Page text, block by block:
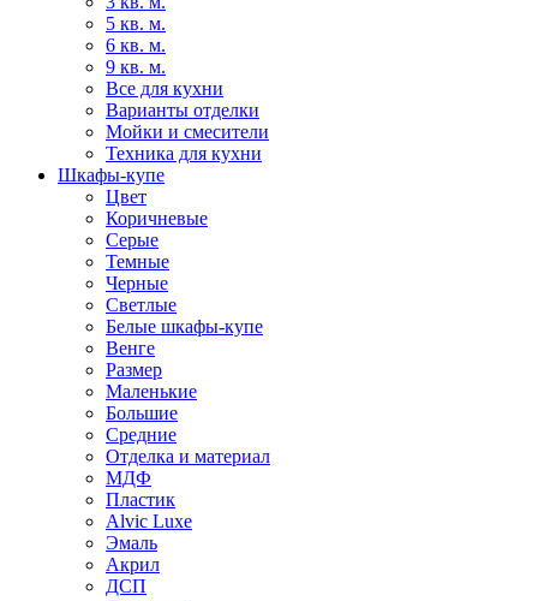
5 кв. м.
6 кв. м.
9 кв. м.
Все для кухни
Варианты отделки
Мойки и смесители
Техника для кухни
Шкафы-купе
Цвет
Коричневые
Серые
Темные
Черные
Светлые
Белые шкафы-купе
Венге
Размер
Маленькие
Большие
Средние
Отделка и материал
МДФ
Пластик
Alvic Luxe
Эмаль
Акрил
ДСП